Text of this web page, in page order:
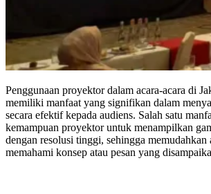
Penggunaan proyektor dalam acara-acara di
memiliki manfaat yang signifikan dalam
secara efektif kepada audiens. Salah satu
kemampuan proyektor untuk menampilkan
dengan resolusi tinggi, sehingga memudahkan
memahami konsep atau pesan yang